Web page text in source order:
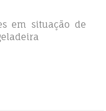
em situação de